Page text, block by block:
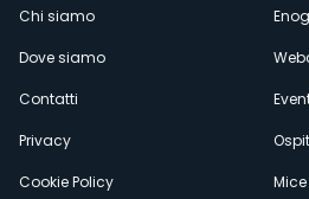
Menù
secondario
Chi siamo
Dove siamo
Contatti
Privacy
Cookie Policy Mice